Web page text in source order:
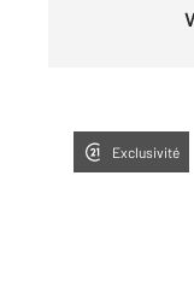
Exclusivité